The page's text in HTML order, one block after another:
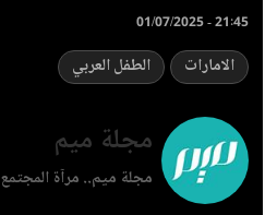
01/07/2025 - 21:45
الامارات الطفل العربي
مجلة ميم
مجلة ميم.. مرآة المجتمع